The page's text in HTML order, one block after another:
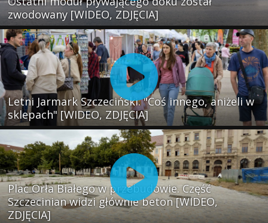
zwodowany [WIDEO, ZDJĘCIA]
Letni Jarmark Szczeciński. "Coś innego, aniżeli w
sklepach" [WIDEO, ZDJĘCIA]
Plac Orła Białego w przebudowie. Część
Szczecinian widzi głównie beton [WIDEO,
ZDJĘCIA]